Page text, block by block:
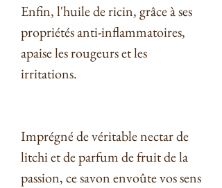
Enfin, l'huile de ricin, grâce à ses
propriétés anti-inflammatoires,
apaise les rougeurs et les
irritations.
Imprégné de véritable nectar de
litchi et de parfum de fruit de la
passion, ce savon envoûte vos sens